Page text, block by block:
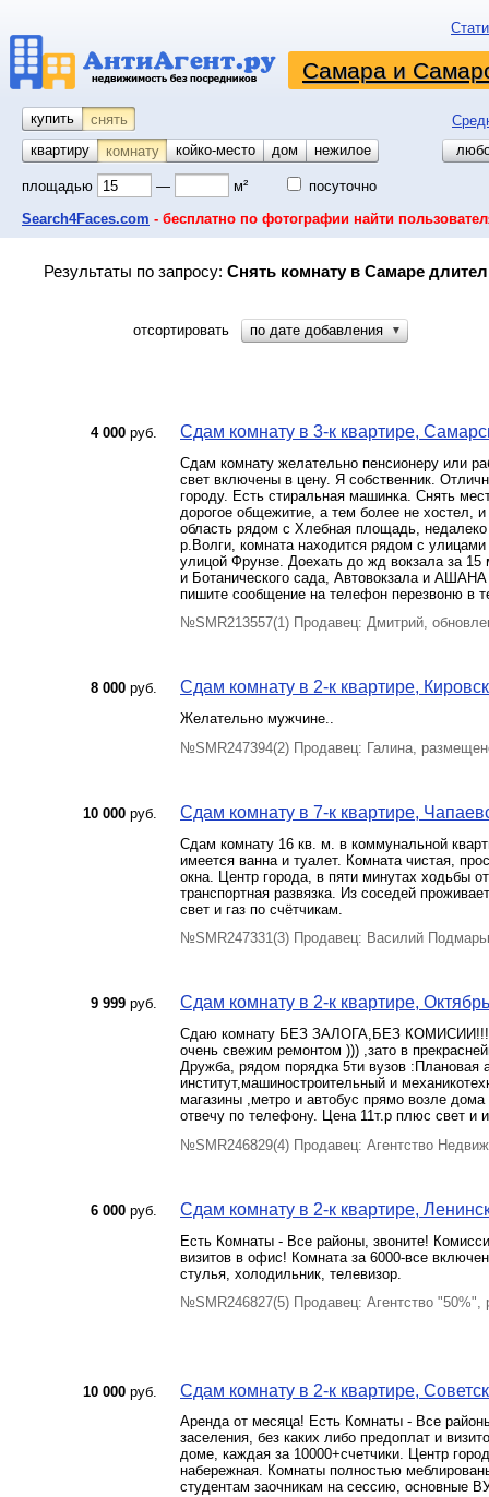
Самара и
купить снять
квартиру
комнату койко-место дом гараж
участок
нежилое
площадью — м² посуточно
Search4Faces.com - бесплатно по фотографии найти
Результаты по запросу: Снять комнату в Самаре
отсортировать по дате добавления ▼
4 000 руб. Сдам комнату в 3-к квартире,
Сдам комнату желательно пенсионеру или
свет включены в цену. Я собственник.
городу. Есть стиральная машинка. Снять
дорогое общежитие, а тем более не хостел,
область рядом с Хлебная площадь,
р.Волги, комната находится рядом с
улицой Фрунзе. Доехать до жд вокзала за
и Ботанического сада, Автовокзала и
пишите сообщение на телефон перезвоню в
№SMR213557(1) Продавец: Дмитрий,
8 000 руб. Сдам комнату в 2-к квартире,
Желательно мужчине..
№SMR247394(2) Продавец: Галина,
10 000 руб. Сдам комнату в 7-к квартире,
Сдам комнату 16 кв. м. в коммунальной
имеется ванна и туалет. Комната чистая,
окна. Центр города, в пяти минутах ходьбы
транспортная развязка. Из соседей
свет и газ по счётчикам.
№SMR247331(3) Продавец: Василий
9 999 руб. Сдам комнату в 2-к квартире,
Сдаю комнату БЕЗ ЗАЛОГА,БЕЗ КОМИСИИ!!!
очень свежим ремонтом ))) ,зато в
Дружба, рядом порядка 5ти вузов :Плановая
институт,машиностроительный и
магазины ,метро и автобус прямо возле
отвечу по телефону. Цена 11т.р плюс свет и
№SMR246829(4) Продавец: Агентство
6 000 руб. Сдам комнату в 2-к квартире,
Есть Комнаты - Все районы, звоните!
визитов в офис! Комната за 6000-все
стулья, холодильник, телевизор.
№SMR246827(5) Продавец: Агентство
10 000 руб. Сдам комнату в 2-к квартире,
Аренда от месяца! Есть Комнаты - Все
заселения, без каких либо предоплат и
доме, каждая за 10000+счетчики. Центр
набережная. Комнаты полностью
студентам заочникам на сессию, основные